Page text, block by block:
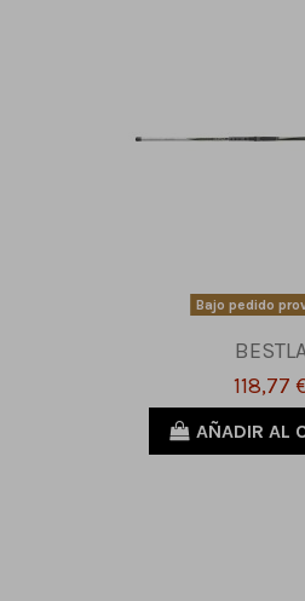
Bajo pedido
118,77
AÑADIR AL